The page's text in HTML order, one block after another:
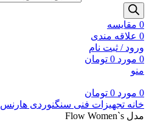
0 مقايسه
0 علاقه مندی
ورود / ثبت نام
0 مورد 0 تومان
منو
0 مورد 0 تومان
خانه تجهیزات فنی سنگنوردی هارنس
مدل Flow Women`s